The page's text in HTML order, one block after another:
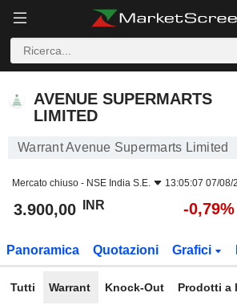
AVENUE SUPERMARTS
LIMITED
Warrant Avenue Supermarts Limited
Mercato chiuso - NSE India S.E. 13:05:07 07/08/
3.900,00 INR -0,79%
Panoramica Quotazioni Grafici
Tutti Warrant Knock-Out Prodotti a